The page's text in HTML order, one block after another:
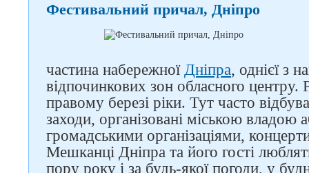
Фестивальний причал, Дніпро
частина набережної Дніпра, однієї з
відпочинкових зон обласного центру.
правому березі ріки. Тут часто
заходи, організовані міською владою
громадськими організаціями,
Мешканці Дніпра та його гості
пору року і за будь-якої погоди, у